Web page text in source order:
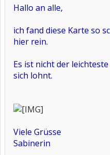
Hallo an alle,
ich fand diese Karte so
hier rein.
Es ist nicht der
sich lohnt.
Viele Grüsse
Sabinerin